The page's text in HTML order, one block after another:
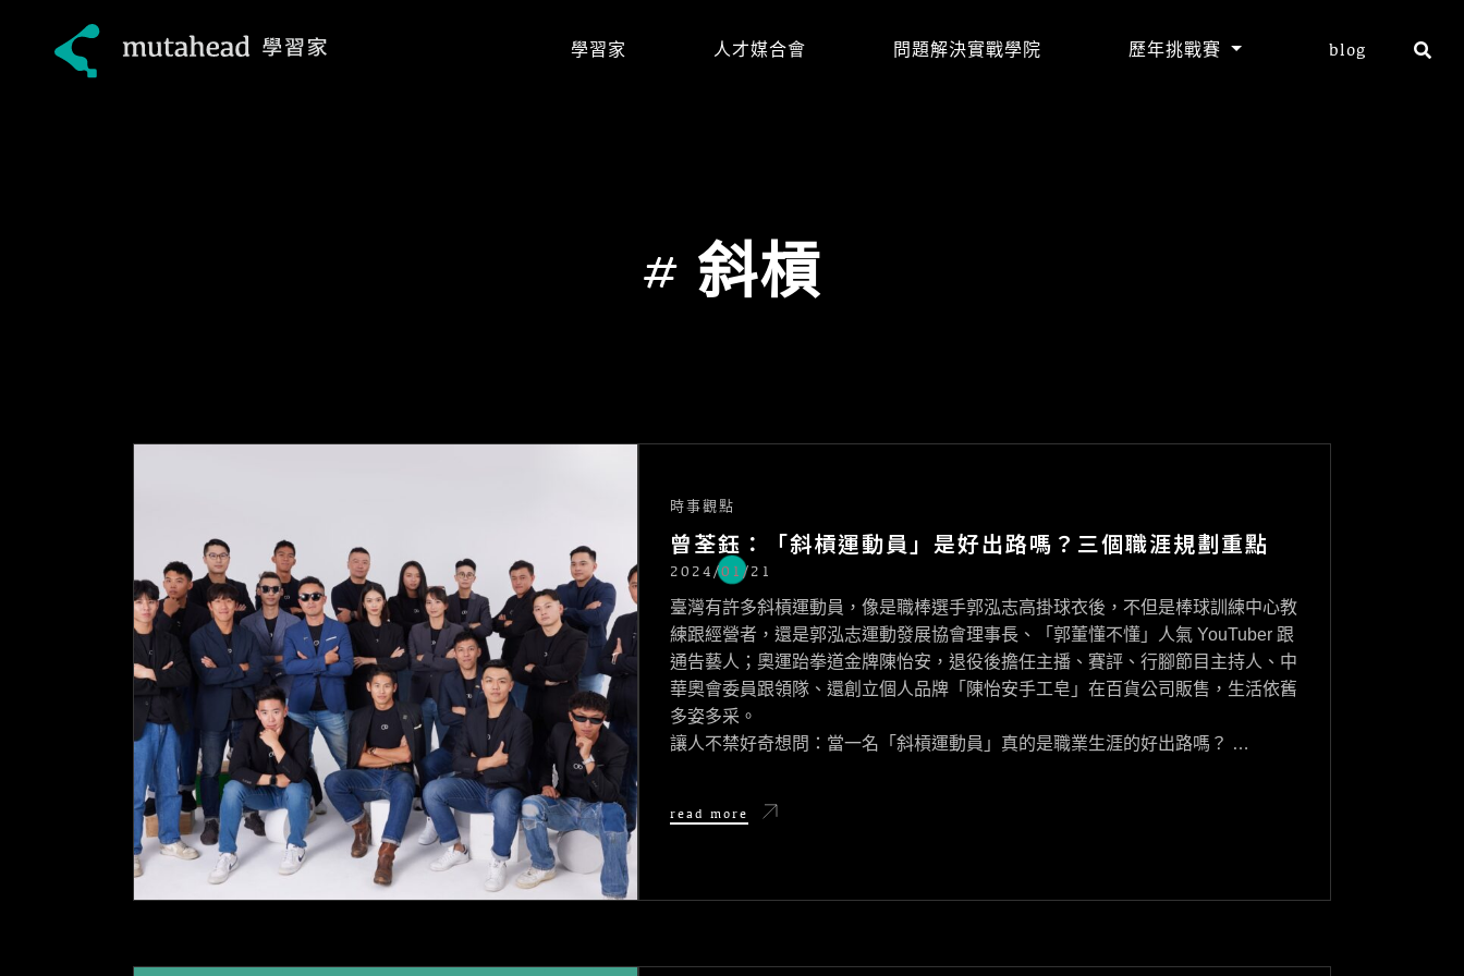
學習家 人才媒合會 問題解決實戰學院 歷年挑戰賽 blog
# 斜槓
時事觀點
曾荃鈺：「斜槓運動員」是好出路嗎？三個職涯規劃重點
POSTED
ON
2024/01/21
臺灣有許多斜槓運動員，像是職棒選手郭泓志高掛球衣後，不但是棒球訓練中心教
練跟經營者，還是郭泓志運動發展協會理事長、「郭董懂不懂」人氣 YouTuber 跟
通告藝人；奧運跆拳道金牌陳怡安，退役後擔任主播、賽評、行腳節目主持人、中
華奧會委員跟領隊、還創立個人品牌「陳怡安手工皂」在百貨公司販售，生活依舊
多姿多采。
讓人不禁好奇想問：當一名「斜槓運動員」真的是職業生涯的好出路嗎？ …
read more
荃
運
好